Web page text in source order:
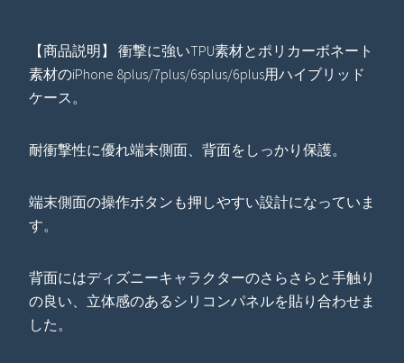
【商品説明】 衝撃に強いTPU素材とポリカーボネート
素材のiPhone 8plus/7plus/6splus/6plus用ハイブリッド
ケース。
耐衝撃性に優れ端末側面、背面をしっかり保護。
端末側面の操作ボタンも押しやすい設計になっていま
す。
背面にはディズニーキャラクターのさらさらと手触り
の良い、立体感のあるシリコンパネルを貼り合わせま
した。